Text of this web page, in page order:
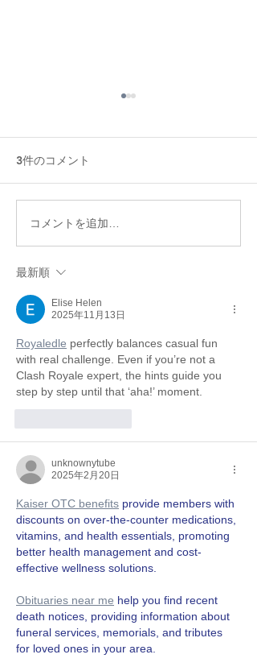
冷房病対策★6つのオーガ
ニックお手当法
3件のコメント
コメントを追加…
最新順
Elise Helen
2025年11月13日
Royaledle perfectly balances casual fun
with real challenge. Even if you’re not a
Clash Royale expert, the hints guide you
step by step until that ‘aha!’ moment.
unknownytube
2025年2月20日
Kaiser OTC benefits provide members with
discounts on over-the-counter medications,
vitamins, and health essentials, promoting
better health management and cost-
effective wellness solutions.
Obituaries near me help you find recent
death notices, providing information about
funeral services, memorials, and tributes
for loved ones in your area.